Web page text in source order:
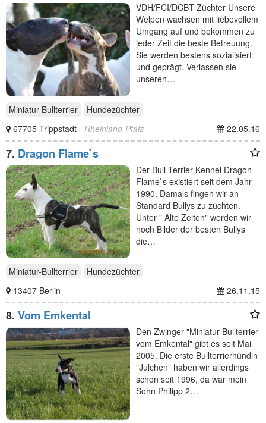
VDH/FCI/DCBT Züchter Unsere
Welpen wachsen mit liebevollem
Umgang auf und bekommen zu
jeder Zeit die beste Betreuung.
Sie werden bestens sozialisiert
und geprägt. Verlassen sie
unseren…
Miniatur-Bullterrier
Hundezüchter
67705 Trippstadt - Rheinland-Pfalz 22.05.16
7. Dragon Flame`s
Der Bull Terrier Kennel Dragon
Flame`s existiert seit dem Jahr
1990. Damals fingen wir an
Standard Bullys zu züchten.
Unter " Alte Zeiten" werden wir
noch Bilder der besten Bullys
die…
Miniatur-Bullterrier
Hundezüchter
13407 Berlin
26.11.15
8. Vom Emkental
Den Zwinger "Miniatur Bullterrier
vom Emkental" gibt es seit Mai
2005. Die erste Bullterrierhündin
"Julchen" haben wir allerdings
schon seit 1996, da war mein
Sohn Philipp 2…